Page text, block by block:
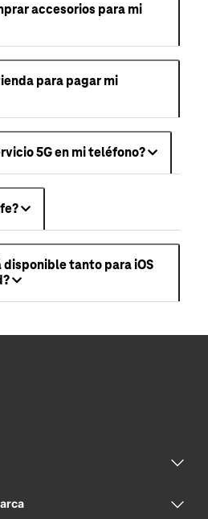
accesorios para mi
para pagar mi
5G en mi teléfono?
disponible tanto para iOS